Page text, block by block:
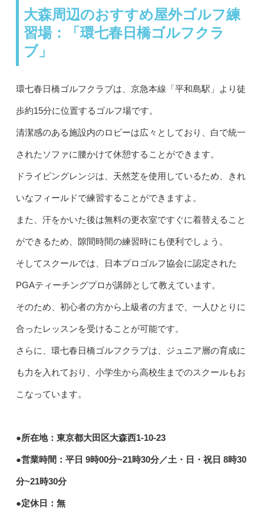
大森周辺のおすすめ屋外ゴルフ練
習場：「環七春日橋ゴルフクラ
ブ」
環七春日橋ゴルフクラブは、京急本線「平和島駅」より徒
歩約15分に位置するゴルフ場です。
清潔感のある施設内のロビーは広々としており、白で統一
されたソファに腰かけて休憩することができます。
ドライビングレンジは、天然芝を使用しているため、きれ
いなフィールドで練習することができますよ。
また、汗をかいた後は無料の更衣室ですぐに着替えること
ができるため、隙間時間の練習時にも便利でしょう。
そしてスクールでは、日本プロゴルフ協会に認定された
PGAティーチングプロが講師として教えています。
そのため、初心者の方から上級者の方まで、一人ひとりに
合ったレッスンを受けることが可能です。
さらに、環七春日橋ゴルフクラブは、ジュニア層の育成に
も力を入れており、小学生から高校生までのスクールもお
こなっています。
●所在地：東京都大田区大森西1-10-23
●営業時間：平日 9時00分~21時30分／土・日・祝日 8時30
分~21時30分
●定休日：無